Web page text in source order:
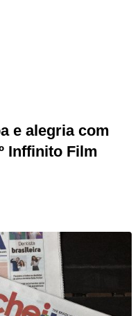
e alegria com
Inffinito Film